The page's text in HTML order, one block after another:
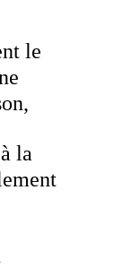
le
la